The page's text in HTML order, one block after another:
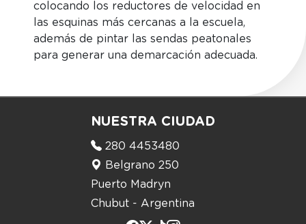
colocando los reductores de velocidad en
las esquinas más cercanas a la escuela,
además de pintar las sendas peatonales
para generar una demarcación adecuada.
NUESTRA CIUDAD
280 4453480
Belgrano 250
Puerto Madryn
Chubut - Argentina